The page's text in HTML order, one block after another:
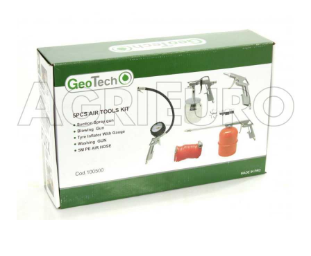
Sunseeker
Tecla
TecnoGen
Tellarini Pompe
Telwin
Tenco
Tineco
Titania